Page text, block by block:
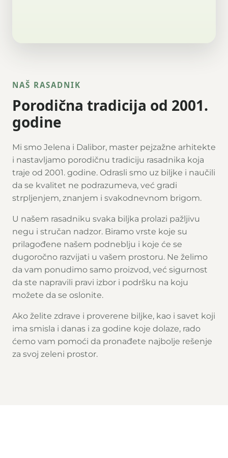
NAŠ RASADNIK
Porodična tradicija od 2001.
godine
Mi smo Jelena i Dalibor, master pejzažne arhitekte
i nastavljamo porodičnu tradiciju rasadnika koja
traje od 2001. godine. Odrasli smo uz biljke i naučili
da se kvalitet ne podrazumeva, već gradi
strpljenjem, znanjem i svakodnevnom brigom.
U našem rasadniku svaka biljka prolazi pažljivu
negu i stručan nadzor. Biramo vrste koje su
prilagođene našem podneblju i koje će se
dugoročno razvijati u vašem prostoru. Ne želimo
da vam ponudimo samo proizvod, već sigurnost
da ste napravili pravi izbor i podršku na koju
možete da se oslonite.
Ako želite zdrave i proverene biljke, kao i savet koji
ima smisla i danas i za godine koje dolaze, rado
ćemo vam pomoći da pronađete najbolje rešenje
za svoj zeleni prostor.